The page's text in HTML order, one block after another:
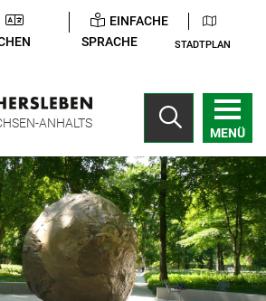
EINFACHE
SPRACHE
STADTPLAN
ANHALTS
MENÜ